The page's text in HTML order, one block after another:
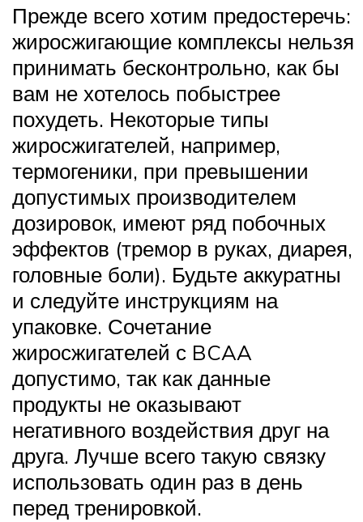
Прежде всего хотим предостеречь:
жиросжигающие комплексы нельзя
принимать бесконтрольно, как бы
вам не хотелось побыстрее
похудеть. Некоторые типы
жиросжигателей, например,
термогеники, при превышении
допустимых производителем
дозировок, имеют ряд побочных
эффектов (тремор в руках, диарея,
головные боли). Будьте аккуратны
и следуйте инструкциям на
упаковке. Сочетание
жиросжигателей с BCAA
допустимо, так как данные
продукты не оказывают
негативного воздействия друг на
друга. Лучше всего такую связку
использовать один раз в день
перед тренировкой.